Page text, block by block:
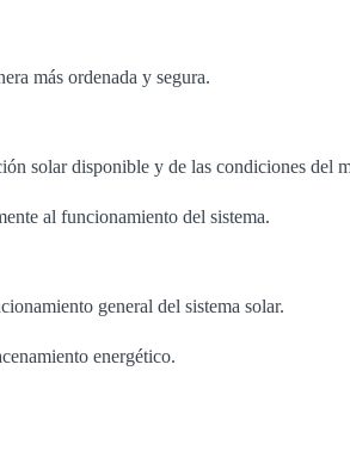
más ordenada y segura.
solar disponible y de las condiciones del
al funcionamiento del sistema.
general del sistema solar.
energético.